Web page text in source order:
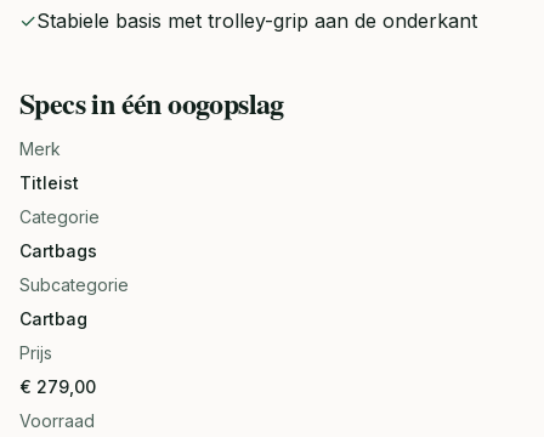
✓Stabiele basis met trolley-grip aan de onderkant
Specs in één oogopslag
Merk
Titleist
Categorie
Cartbags
Subcategorie
Cartbag
Prijs
€ 279,00
Voorraad